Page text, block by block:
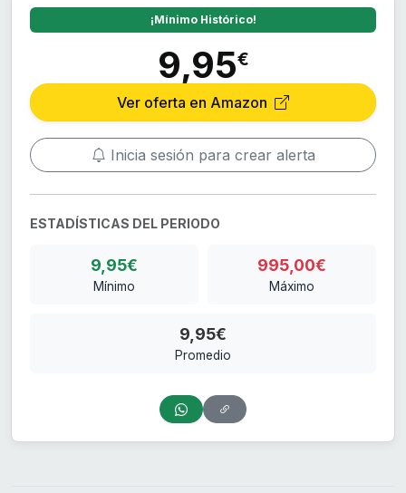
¡Mínimo Histórico!
9,95€
Ver oferta en Amazon
Inicia sesión para crear alerta
ESTADÍSTICAS DEL PERIODO
9,95€
Mínimo
995,00€
Máximo
9,95€
Promedio